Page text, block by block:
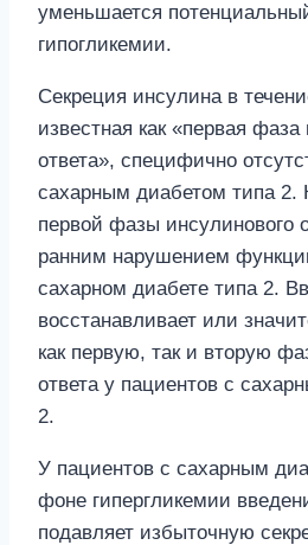
уменьшается
гипогликемии.
Секреция инсулина в
известная как «первая фаза
ответа», специфично
сахарным диабетом типа 2.
первой фазы инсулинового
ранним нарушением
сахарном диабете типа 2.
восстанавливает или
как первую, так и вторую
ответа у пациентов с
2.
У пациентов с сахарным
фоне гипергликемии
подавляет избыточную